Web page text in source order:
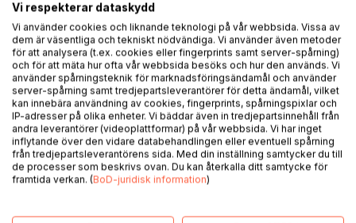
"När ett barn med vargöga födas, det av naturen fortsatt
skall gödas".
För länge, länge sedan tog en ondsint man makten över
den då samlade stammen. Han regerade med skräck,
skrämsel, våld och människooffer. Det var en mörk och
blodig tid för stammen.
En natt för femton somrar sedan lämnades den knappt
ettåriga lilla människoflickan Amaya ensam i skogen.
Sovandes under ett träd med en egendomlig amulett
Historien fortsätter 15 år senare.
Vi respekterar dataskydd
Vi använder cookies och liknande teknologi på vår webbsida. Vissa av
dem är väsentliga och tekniskt nödvändiga. Vi använder även metoder
för att analysera (t.ex. cookies eller fingerprints samt server-spårning)
och för att mäta hur ofta vår webbsida besöks och hur den används. Vi
använder spårningsteknik för marknadsföringsändamål och använder
server-spårning samt tredjepartsleverantörer för detta ändamål, vilket
kan innebära användning av cookies, fingerprints, spårningspixlar och
IP-adresser på olika enheter. Vi bäddar även in tredjepartsinnehåll från
andra leverantörer (videoplattformar) på vår webbsida. Vi har inget
inflytande över den vidare databehandlingen eller eventuell spårning
från tredjepartsleverantörens sida. Med din inställning samtycker du till
de processer som beskrivs ovan. Du kan återkalla ditt samtycke för
framtida verkan. (BoD-juridisk information)